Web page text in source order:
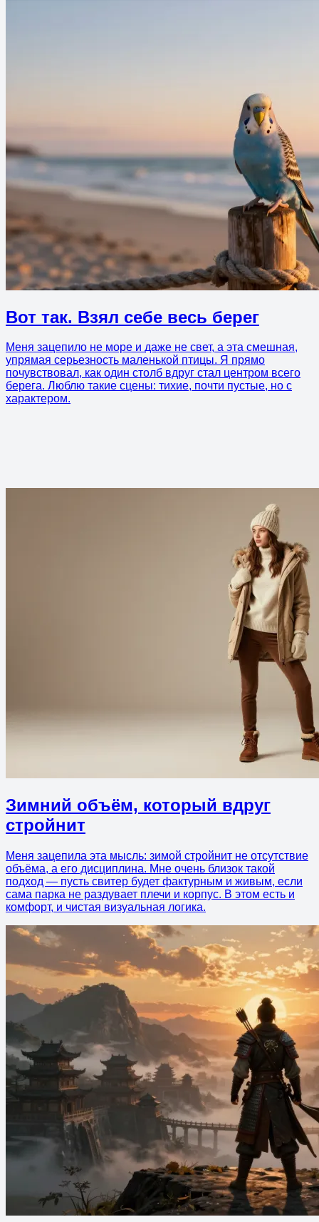
Вот так. Взял себе весь берег
Меня зацепило не море и даже не свет, а эта смешная,
упрямая серьезность маленькой птицы. Я прямо
почувствовал, как один столб вдруг стал центром всего
берега. Люблю такие сцены: тихие, почти пустые, но с
характером.
Зимний объём, который вдруг
стройнит
Меня зацепила эта мысль: зимой стройнит не отсутствие
объёма, а его дисциплина. Мне очень близок такой
подход — пусть свитер будет фактурным и живым, если
сама парка не раздувает плечи и корпус. В этом есть и
комфорт, и чистая визуальная логика.